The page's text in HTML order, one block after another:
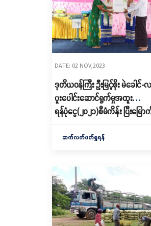
DATE: 02 NOV,2023
ဒုတိယဝန်ကြီး ဦးမြင့်စိုး မဲခေါင်-လ
ပူးပေါင်းဆောင်ရွက်မှုအထူး
ရန်ပုံငွေ(၂၀၂၁)စီမံကိန်း ပြီးမြော
စားသောက်ကုန်ထုတ်လုပ်မှုနည်း
ပစ္စည်းများပေးအပ်ပွဲအခမ်းအနာ
ရောက်
ဆက်လက်ဖတ်ရှုရန်